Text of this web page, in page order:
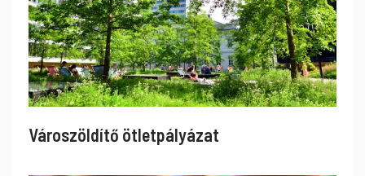
Városzöldítő ötletpályázat